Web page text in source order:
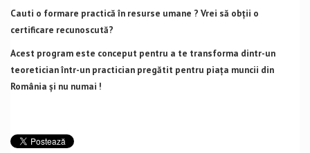
Cauti o formare practică în resurse umane ? Vrei să obții o
certificare recunoscută?
Acest program este conceput pentru a te transforma dintr-un
teoretician într-un practician pregătit pentru piața muncii din
România și nu numai !